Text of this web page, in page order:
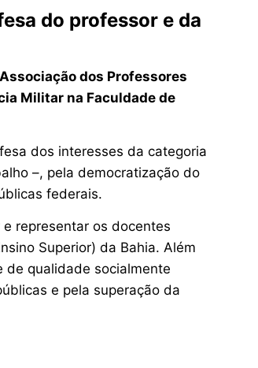
do professor e da
dos Professores
Militar na Faculdade de
dos interesses da categoria
–, pela democratização do
federais.
representar os docentes
Superior) da Bahia. Além
qualidade socialmente
e pela superação da